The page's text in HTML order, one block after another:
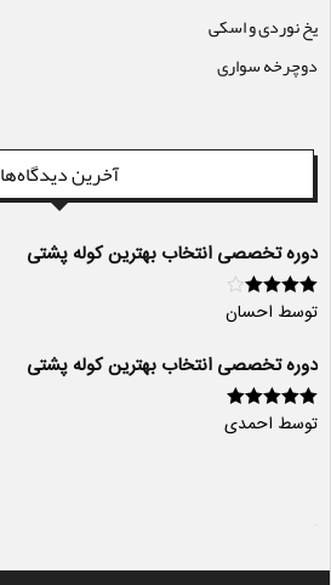
یخ نوردی و اسکی
دوچرخه سواری
آخرین دیدگاه‌ها
دوره تخصصی انتخاب بهترین کوله پشتی
امتیاز 4از
توسط احسان
دوره تخصصی انتخاب بهترین کوله پشتی
امتیاز 5از 5
توسط احمدی